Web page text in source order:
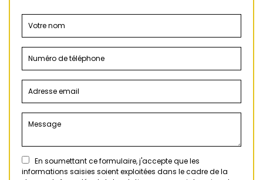
En soumettant ce formulaire, j'accepte que les
informations saisies soient exploitées dans le cadre de la